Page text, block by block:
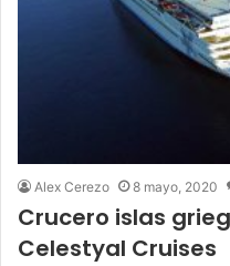
Alex Cerezo 8 mayo, 2020
Crucero islas
Celestyal Cruises